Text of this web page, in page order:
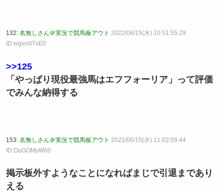
132: 名無しさん＠実況で競馬板アウト 2022/06/15(水) 10:51:55.29
ID:wgen0TxE0
>>125
「やっぱり現役最強馬はエフフォーリア」って評価
でみんな納得する
153: 名無しさん＠実況で競馬板アウト 2022/06/15(水) 11:02:09.44
ID:OuGOMyW60
掲示板外すようなことになればまじで引退まであり
える